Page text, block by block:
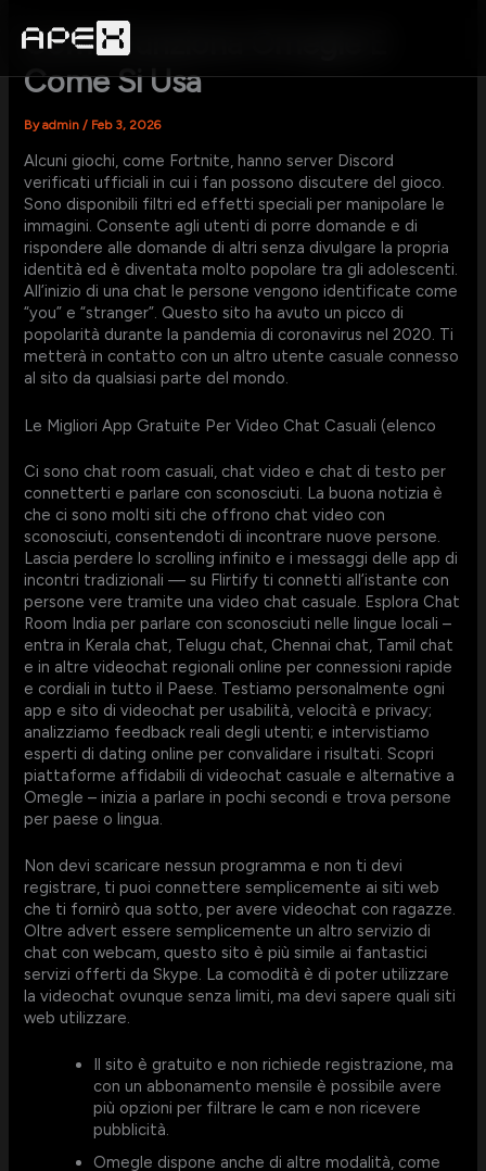
contentCome Funziona Omegle E
Come Si Usa
Byadmin/ Feb 3, 2026
Alcuni giochi, come Fortnite, hanno server Discord
verificati ufficiali in cui i fan possono discutere del gioco.
Sono disponibili filtri ed effetti speciali per manipolare le
immagini. Consente agli utenti di porre domande e di
rispondere alle domande di altri senza divulgare la propria
identità ed è diventata molto popolare tra gli adolescenti.
All’inizio di una chat le persone vengono identificate come
“you” e “stranger”. Questo sito ha avuto un picco di
popolarità durante la pandemia di coronavirus nel 2020. Ti
metterà in contatto con un altro utente casuale connesso
al sito da qualsiasi parte del mondo.
Le Migliori App Gratuite Per Video Chat Casuali (elenco
Ci sono chat room casuali, chat video e chat di testo per
connetterti e parlare con sconosciuti. La buona notizia è
che ci sono molti siti che offrono chat video con
sconosciuti, consentendoti di incontrare nuove persone.
Lascia perdere lo scrolling infinito e i messaggi delle app di
incontri tradizionali — su Flirtify ti connetti all’istante con
persone vere tramite una video chat casuale. Esplora Chat
Room India per parlare con sconosciuti nelle lingue locali –
entra in Kerala chat, Telugu chat, Chennai chat, Tamil chat
e in altre videochat regionali online per connessioni rapide
e cordiali in tutto il Paese. Testiamo personalmente ogni
app e sito di videochat per usabilità, velocità e privacy;
analizziamo feedback reali degli utenti; e intervistiamo
esperti di dating online per convalidare i risultati. Scopri
piattaforme affidabili di videochat casuale e alternative a
Omegle – inizia a parlare in pochi secondi e trova persone
per paese o lingua.
Non devi scaricare nessun programma e non ti devi
registrare, ti puoi connettere semplicemente ai siti web
che ti fornirò qua sotto, per avere videochat con ragazze.
Oltre advert essere semplicemente un altro servizio di
chat con webcam, questo sito è più simile ai fantastici
servizi offerti da Skype. La comodità è di poter utilizzare
la videochat ovunque senza limiti, ma devi sapere quali siti
web utilizzare.
Il sito è gratuito e non richiede registrazione, ma
con un abbonamento mensile è possibile avere
più opzioni per filtrare le cam e non ricevere
pubblicità.
Omegle dispone anche di altre modalità, come